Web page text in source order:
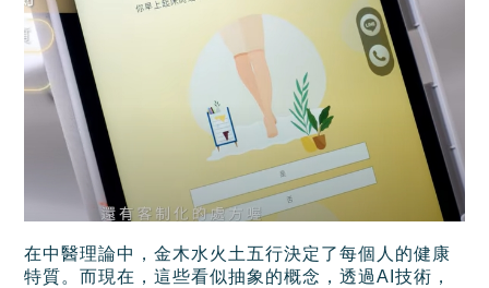
在中醫理論中，金木水火土五行決定了每個人的健康
特質。而現在，這些看似抽象的概念，透過AI技術，